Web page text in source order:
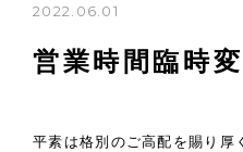
2022.06.01
営業時間臨時
平素は格別のご高配を賜り厚